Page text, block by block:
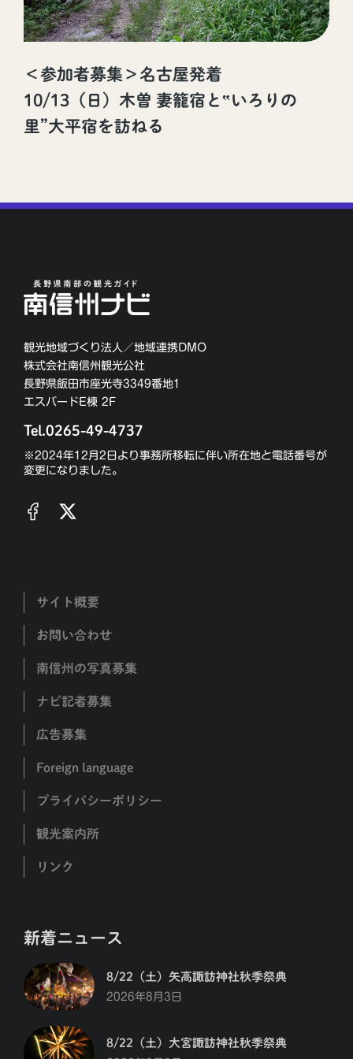
＜参加者募集＞名古屋発着
10/13（日）木曽 妻籠宿と‟いろりの
里”大平宿を訪ねる
観光地域づくり法人／地域連携DMO
株式会社南信州観光公社
長野県飯田市座光寺3349番地1
エスバードE棟 2F
Tel.0265-49-4737
※2024年12月2日より事務所移転に伴い所在地と電話番号が
変更になりました。
サイト概要
お問い合わせ
南信州の写真募集
ナビ記者募集
広告募集
Foreign language
プライバシーポリシー
観光案内所
リンク
新着ニュース
8/22（土）矢高諏訪神社秋季祭典
2026年8月3日
8/22（土）大宮諏訪神社秋季祭典